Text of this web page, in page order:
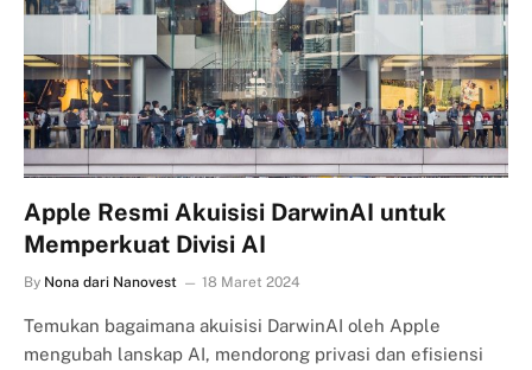
Apple Resmi Akuisisi DarwinAI untuk
Memperkuat Divisi AI
By Nona dari Nanovest 18 Maret 2024
Temukan bagaimana akuisisi DarwinAI oleh Apple
mengubah lanskap AI, mendorong privasi dan efisiensi